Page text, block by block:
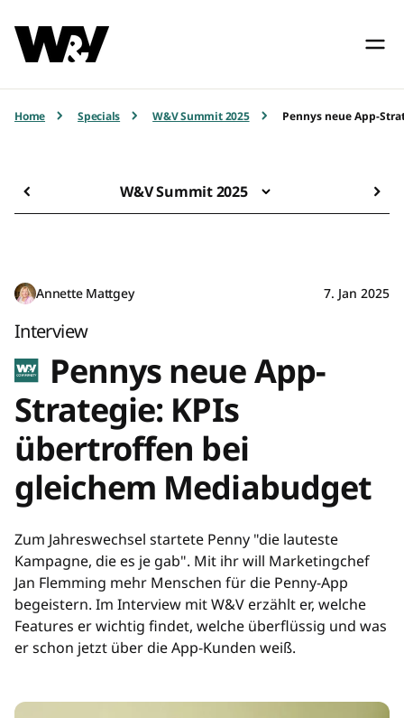
Home Specials W&V Summit 2025 Pennys neue App-
W&V Summit 2025
Annette Mattgey 7. Jan 2025
Interview
Pennys neue App-
Strategie: KPIs
übertroffen bei
gleichem Mediabudget
Zum Jahreswechsel startete Penny "die lauteste
Kampagne, die es je gab". Mit ihr will Marketingchef
Jan Flemming mehr Menschen für die Penny-App
begeistern. Im Interview mit W&V erzählt er, welche
Features er wichtig findet, welche überflüssig und was
er schon jetzt über die App-Kunden weiß.